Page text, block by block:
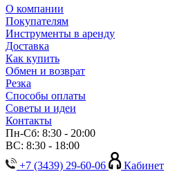
О компании
Покупателям
Инструменты в аренду
Доставка
Как купить
Обмен и возврат
Резка
Способы оплаты
Советы и идеи
Контакты
Пн-Сб: 8:30 - 20:00
ВС: 8:30 - 18:00
+7 (3439) 29-60-06
Кабинет